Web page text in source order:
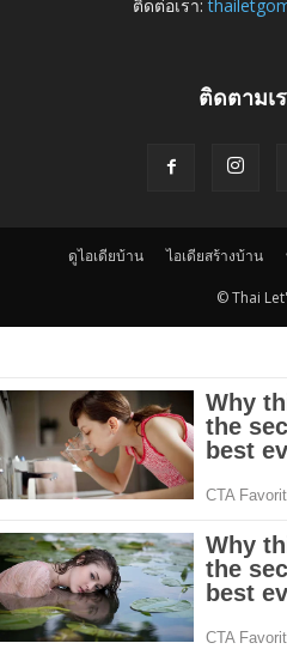
ติดต่อเรา:
ติดตามเ
ดูไอเดียบ้าน ไอเดียสร้างบ้าน
© Thai